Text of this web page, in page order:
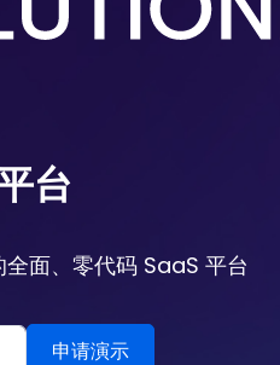
台
面、零代码 SaaS 平台